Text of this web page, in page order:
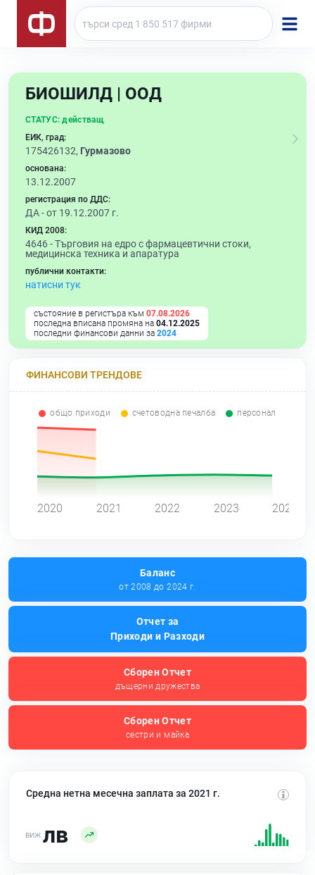
БИОШИЛД | ООД
СТАТУС: действащ
ЕИК, град:
175426132, Гурмазово
основана:
13.12.2007
регистрация по ДДС:
ДА - от 19.12.2007 г.
КИД 2008:
4646 -Търговия на едро с фармацевтични стоки,
медицинска техника и апаратура
публични контакти:
натисни тук
състояние в регистъра към 07.08.2026
последна вписана промяна на 04.12.2025
последни финансови данни за 2024
ФИНАНСОВИ ТРЕНДОВЕ
общо приходи счетоводна печалба персонал
2020 2021 2022 2023 2024
Баланс
от 2008 до 2024 г.
Отчет за
Приходи и Разходи
Сборен Отчет
дъщерни дружества
Сборен Отчет
сестри и майка
Средна нетна месечна заплата за 2021 г.
лв